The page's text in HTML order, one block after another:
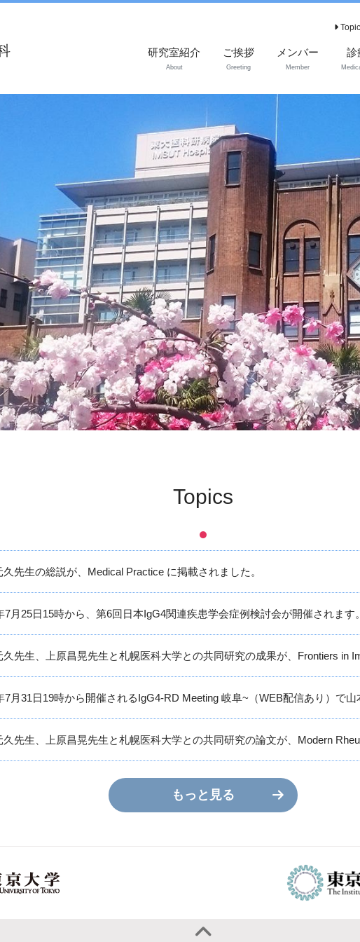
研究室紹介
About
ご挨拶
Greeting
メンバー
Member
診
Topics
久先生の総説が、Medical Practice に掲載されました。
7月25日15時から、第6回日本IgG4関連疾患学会症例検討会が開催されます
久先生、上原昌晃先生と札幌医科大学との共同研究の成果が、Frontiers in
7月31日19時から開催されるIgG4-RD Meeting 岐阜~（WEB配信あり）で
久先生、上原昌晃先生と札幌医科大学との共同研究の論文が、Modern
もっと見る